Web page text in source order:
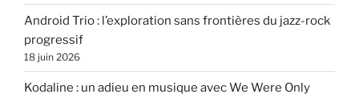
Android Trio : l’exploration sans frontières du jazz-rock
progressif
18 juin 2026
Kodaline : un adieu en musique avec We Were Only